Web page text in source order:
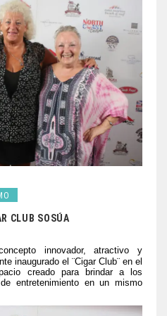
CLUB SOSÚA
innovador, atractivo y
inaugurado el ¨Cigar Club¨ en el
creado para brindar a los
entretenimiento en un mismo